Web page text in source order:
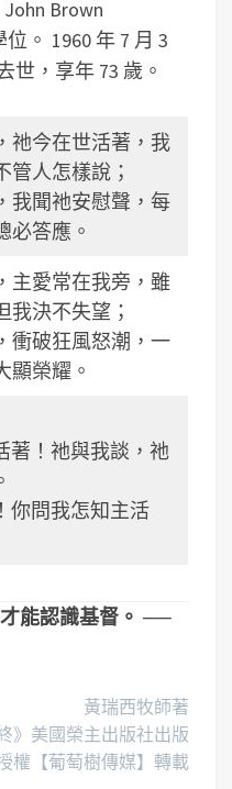
Brown
。 1960 年 7 月 3
世，享年 73 歲。
祂今在世活著，我
管人怎樣說；
我聞祂安慰聲，每
必答應。
主愛常在我旁，雖
我決不失望；
衝破狂風怒潮，一
顯榮耀。
著！祂與我談，祂
你問我怎知主活
能認識基督。 ──
黃瑞西牧師著
》美國榮主出版社出版
權【葡萄樹傳媒】轉載